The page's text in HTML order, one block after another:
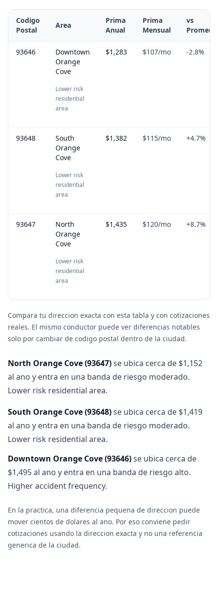
Codigo
Postal
Area
Prima
Anual
Prima
Mensual
vs
93646
Downtown
Orange
Cove
Lower risk
residential
area
$1,283 $107/mo -2.8%
93648
South
Orange
Cove
Lower risk
residential
area
$1,382 $115/mo +4.7%
93647
North
Orange
Cove
Lower risk
residential
area
$1,435 $120/mo +8.7%
Compara tu direccion exacta con esta tabla y con cotizaciones
reales. El mismo conductor puede ver diferencias notables
solo por cambiar de codigo postal dentro de la ciudad.
North Orange Cove(93647)se ubica cerca de $1,152
al ano y entra en una banda de riesgo moderado.
Lower risk residential area.
South Orange Cove(93648)se ubica cerca de $1,419
al ano y entra en una banda de riesgo moderado.
Lower risk residential area.
Downtown Orange Cove(93646)se ubica cerca de
$1,495 al ano y entra en una banda de riesgo alto.
Higher accident frequency.
En la practica, una diferencia pequena de direccion puede
mover cientos de dolares al ano. Por eso conviene pedir
cotizaciones usando la direccion exacta y no una referencia
generica de la ciudad.